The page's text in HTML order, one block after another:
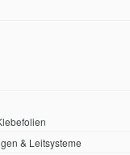
& Leitsysteme